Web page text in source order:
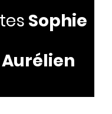
Sophie
Aurélien